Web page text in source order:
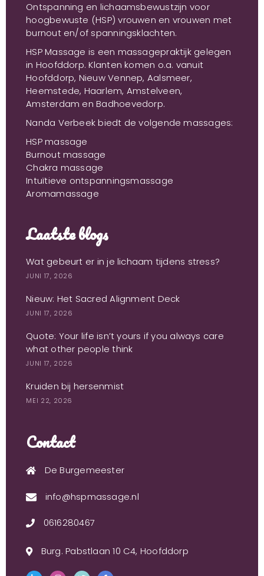
Ontspanning en lichaamsbewustzijn voor
hoogbewuste (HSP) vrouwen en vrouwen met
burnout en/of spanningsklachten.
HSP Massage is een massagepraktijk gelegen
in Hoofddorp. Klanten komen o.a. vanuit
Hoofddorp, Nieuw Vennep, Aalsmeer,
Heemstede, Haarlem, Amstelveen,
Amsterdam en Badhoevedorp.
Nanda Verbeek biedt de volgende massages:
HSP massage
Burnout massage
Chakra massage
Intuïtieve ontspanningsmassage
Aromamassage
Laatste blogs
Wat gebeurt er in je lichaam tijdens stress?
JUNI 17, 2026
Nieuw: Het Sacred Alignment Deck
JUNI 17, 2026
Quote: Your life isn’t yours if you always care
what other people think
JUNI 17, 2026
Kruiden bij hersenmist
MEI 22, 2026
Contact
De Burgemeester
info@hspmassage.nl
0616280467
Burg. Pabstlaan 10 C4, Hoofddorp